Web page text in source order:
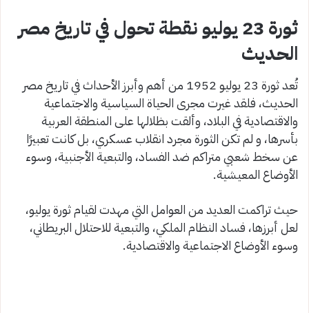
ثورة 23 يوليو نقطة تحول في تاريخ مصر
الحديث
تُعد ثورة 23 يوليو 1952 من أهم وأبرز الأحداث في تاريخ مصر
الحديث، فلقد غيرت مجرى الحياة السياسية والاجتماعية
والاقتصادية في البلاد، وألقت بظلالها على المنطقة العربية
بأسرها، و لم تكن الثورة مجرد انقلاب عسكري، بل كانت تعبيرًا
عن سخط شعبي متراكم ضد الفساد، والتبعية الأجنبية، وسوء
الأوضاع المعيشية.
حيث تراكمت العديد من العوامل التي مهدت لقيام ثورة يوليو،
لعل أبرزها، فساد النظام الملكي، والتبعية للاحتلال البريطاني،
وسوء الأوضاع الاجتماعية والاقتصادية.